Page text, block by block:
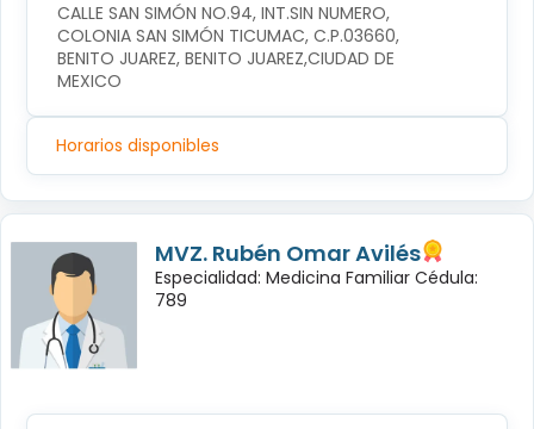
CALLE SAN SIMÓN NO.94, INT.SIN NUMERO,
COLONIA SAN SIMÓN TICUMAC, C.P.03660,
BENITO JUAREZ, BENITO JUAREZ,CIUDAD DE
MEXICO
Horarios disponibles
MVZ. Rubén Omar Avilés
Especialidad: Medicina Familiar Cédula:
789